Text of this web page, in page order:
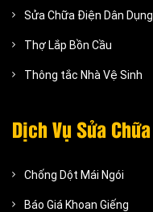
Sửa Chữa Điện Dân Dụng
Thợ Lắp Bồn Cầu
Thông tắc Nhà Vệ Sinh
Dịch Vụ Sửa Chữa
Chống Dột Mái Ngói
Báo Giá Khoan Giếng